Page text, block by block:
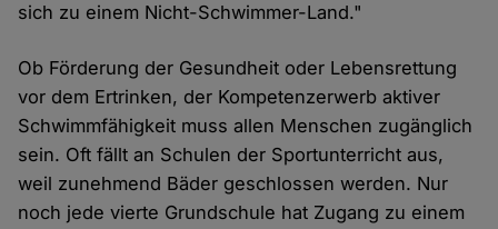
sich zu einem Nicht-Schwimmer-Land."
Ob Förderung der Gesundheit oder Lebensrettung
vor dem Ertrinken, der Kompetenzerwerb aktiver
Schwimmfähigkeit muss allen Menschen zugänglich
sein. Oft fällt an Schulen der Sportunterricht aus,
weil zunehmend Bäder geschlossen werden. Nur
noch jede vierte Grundschule hat Zugang zu einem